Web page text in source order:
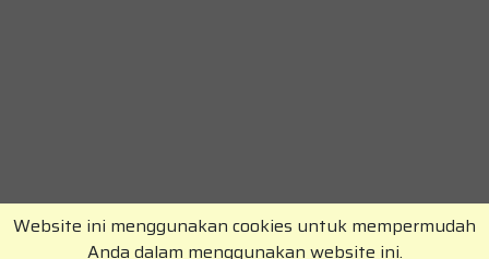
Website ini menggunakan cookies untuk mempermudah
Anda dalam menggunakan website ini.